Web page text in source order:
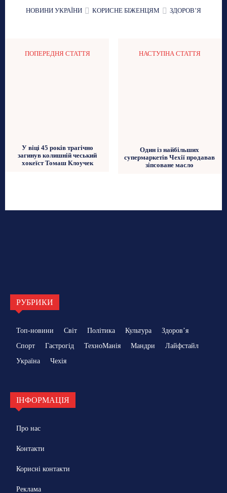
НОВИНИ УКРАЇНИ
КОРИСНЕ БІЖЕНЦЯМ ЗДОРОВʼЯ
ПОПЕРЕДНЯ СТАТТЯ
У віці 45 років трагічно
загинув колишній чеський
хокеїст Томаш Клоучек
НАСТУПНА СТАТТЯ
Один із найбільших
супермаркетів Чехії продавав
зіпсоване масло
РУБРИКИ
Топ-новини Світ Політика Культура
Здоровʼя
Спорт
Гастрогід ТехноМанія Мандри
Лайфстайл
Україна
Чехія
ІНФОРМАЦІЯ
Про нас
Контакти
Корисні контакти
Реклама